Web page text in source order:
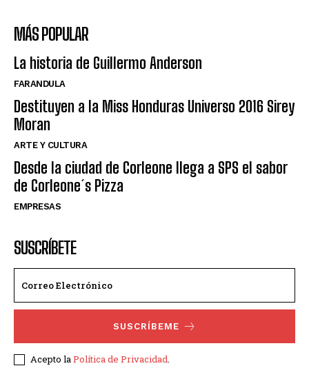
MÁS POPULAR
La historia de Guillermo Anderson
FARANDULA
Destituyen a la Miss Honduras Universo 2016 Sirey
Moran
ARTE Y CULTURA
Desde la ciudad de Corleone llega a SPS el sabor
de Corleone´s Pizza
EMPRESAS
SUSCRÍBETE
SUSCRÍBEME
Acepto laPolítica de Privacidad.